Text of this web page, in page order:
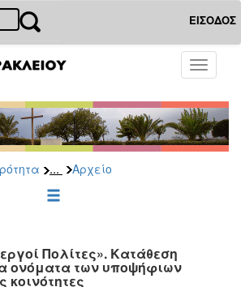
ΕΙΣΟΔΟΣ
Toggle
... Αρχείο
Πολίτες». Κατάθεση
ονόματα των υποψήφιων
κοινότητες